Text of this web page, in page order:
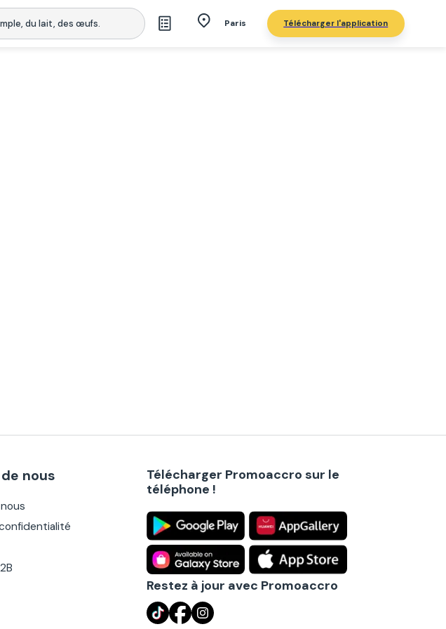
Paris Télécharger l'application
nous
Télécharger Promoaccro sur le
téléphone !
Restez à jour avec Promoaccro